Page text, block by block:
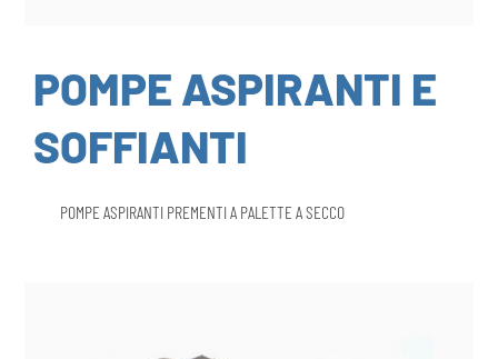
POMPE ASPIRANTI E
SOFFIANTI